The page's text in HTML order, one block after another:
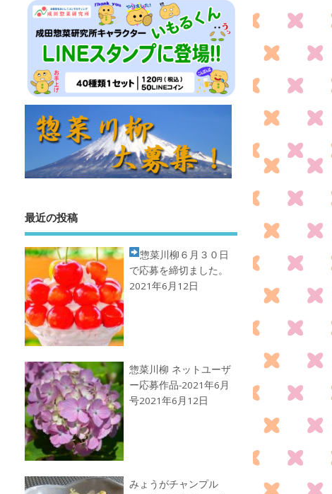
最近の投稿
惣菜川柳 ６月３０日
で応募を締切ました。
2021年6月12日
惣菜川柳 ネットユーザ
ー応募作品-2021年6月
号2021年6月12日
みょうがチャンプル